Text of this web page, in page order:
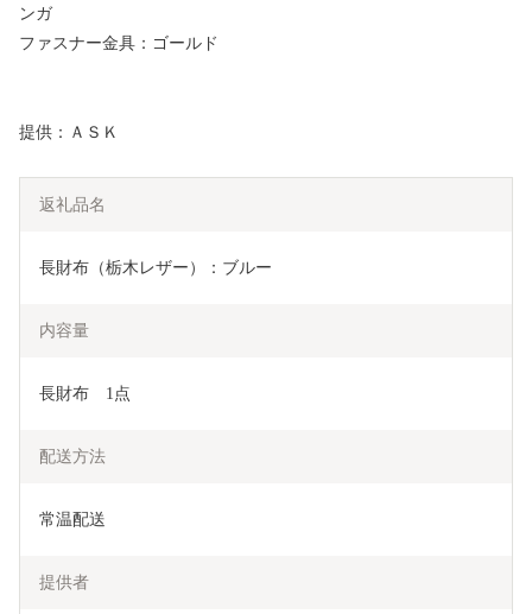
ンガ
ファスナー金具：ゴールド
提供：ＡＳＫ
返礼品名
長財布（栃木レザー）：ブルー
内容量
長財布　1点
配送方法
常温配送
提供者